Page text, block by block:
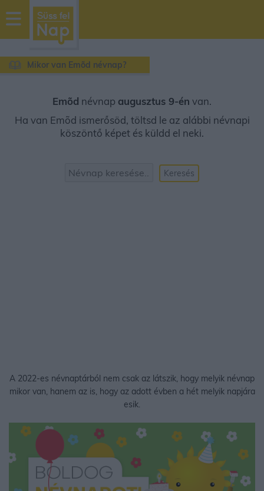
sussfelnap.hu
időjárás
Mikor van Emõd névnap?
Emõd névnap augusztus 9-én van.
Ha van Emõd ismerősöd, töltsd le az alábbi névnapi
köszöntő képet és küldd el neki.
Keresés
A 2022-es névnaptárból nem csak az látszik, hogy melyik névnap
mikor van, hanem az is, hogy az adott évben a hét melyik napjára
esik.